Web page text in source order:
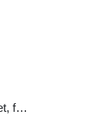
edding 363 Whiteboardmarker 4er-Set, farbsortiert, Keilspitze 1-5 mm